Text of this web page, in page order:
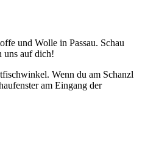
und Wolle in Passau. Schau
uns auf dich!
Wenn du am Schanzl
am Eingang der